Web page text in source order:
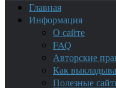
Главная
Информация
О сайте
FAQ
Авторские
Как
Полезные